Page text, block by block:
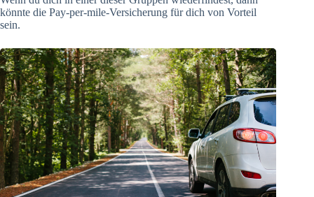
könnte die Pay-per-mile-Versicherung für dich von Vorteil
sein.